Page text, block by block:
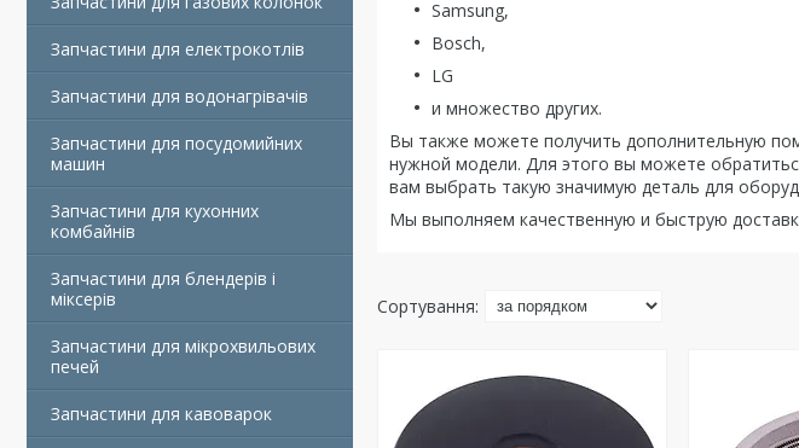
Запчастини для електрокотлів
Запчастини для водонагрівачів
Запчастини для посудомийних
машин
Запчастини для кухонних
комбайнів
Запчастини для блендерів і
міксерів
Запчастини для мікрохвильових
печей
Запчастини для кавоварок
Samsung,
Bosch,
LG
и множество других.
Вы также можете получить дополнительную
нужной модели. Для этого вы можете
вам выбрать такую значимую деталь для
Мы выполняем качественную и быструю